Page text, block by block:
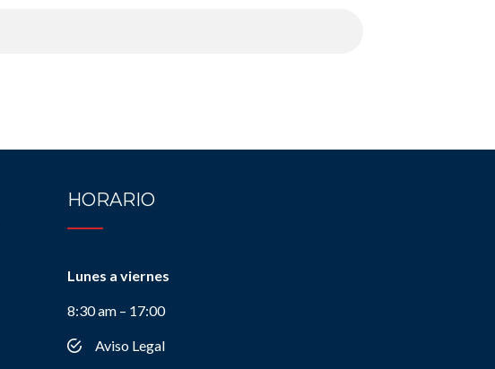
HORARIO
Lunes a viernes
8:30 am – 17:00
Aviso Legal